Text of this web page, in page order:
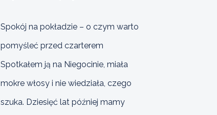
Spokój na pokładzie – o czym warto
pomyśleć przed czarterem
Spotkałem ją na Niegocinie, miała
mokre włosy i nie wiedziała, czego
szuka. Dziesięć lat później mamy